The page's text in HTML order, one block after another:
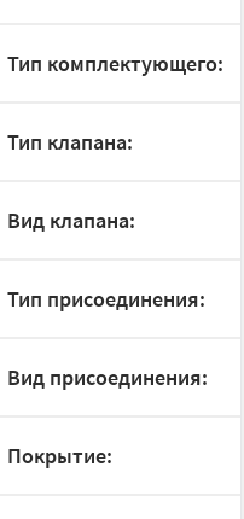
Тип комплектующего:
Тип клапана:
Вид клапана:
Тип присоединения:
Вид присоединения:
Покрытие: